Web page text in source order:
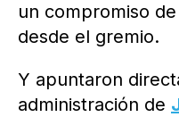
un compromiso
desde el gremio.
Y apuntaron
administración de